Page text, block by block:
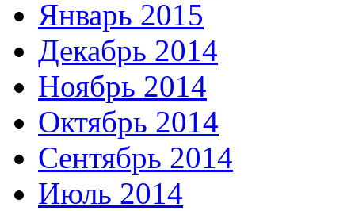
Январь 2015
Декабрь 2014
Ноябрь 2014
Октябрь 2014
Сентябрь 2014
Июль 2014